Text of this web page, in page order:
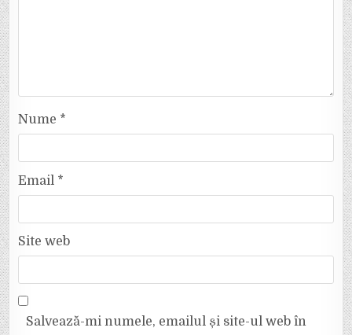
Nume *
Email *
Site web
Salvează-mi numele, emailul și site-ul web în